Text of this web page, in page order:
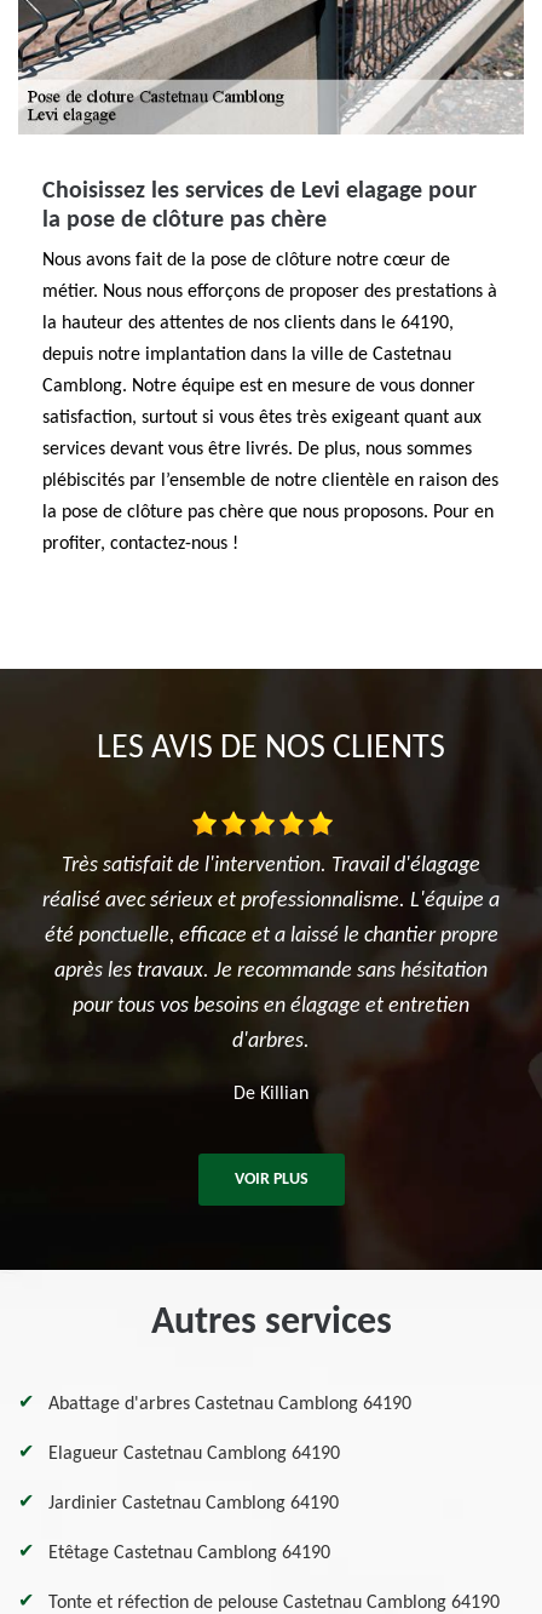
Choisissez les services de Levi elagage pour
la pose de clôture pas chère
Nous avons fait de la pose de clôture notre cœur de
métier. Nous nous efforçons de proposer des prestations à
la hauteur des attentes de nos clients dans le 64190,
depuis notre implantation dans la ville de Castetnau
Camblong. Notre équipe est en mesure de vous donner
satisfaction, surtout si vous êtes très exigeant quant aux
services devant vous être livrés. De plus, nous sommes
plébiscités par l’ensemble de notre clientèle en raison des
la pose de clôture pas chère que nous proposons. Pour en
profiter, contactez-nous !
LES AVIS DE NOS CLIENTS
Je suis ravi des travaux réalisés dans mon jardin entre
l'élagage du cerisier, l'entretien des rosiers, la tonte
et surtout le terrassement et la création du jardin
potager. Je recommande sincèrement cette
entreprise.
VOIR PLUS
Autres services
Abattage d'arbres Castetnau Camblong 64190
Elagueur Castetnau Camblong 64190
Jardinier Castetnau Camblong 64190
Etêtage Castetnau Camblong 64190
Tonte et réfection de pelouse Castetnau Camblong 64190